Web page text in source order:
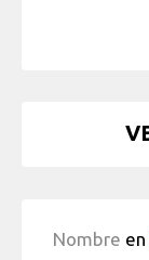
Nombre en